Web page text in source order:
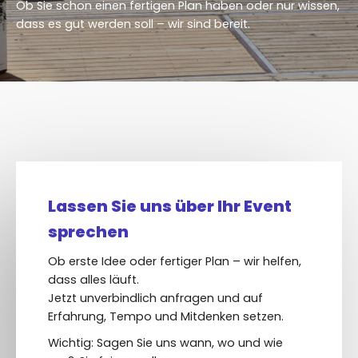
FAQs
Blog
Ob Sie schon einen fertigen Plan haben oder nur wissen,
dass es gut werden soll – wir sind bereit.
Lassen Sie uns über Ihr Event
sprechen
Ob erste Idee oder fertiger Plan – wir helfen,
dass alles läuft.
Jetzt unverbindlich anfragen und auf
Erfahrung, Tempo und Mitdenken setzen.
Wichtig: Sagen Sie uns wann, wo und wie